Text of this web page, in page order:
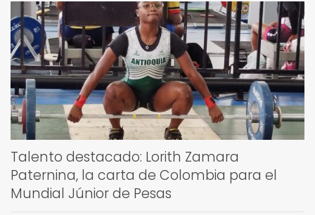
Talento destacado: Lorith Zamara
Paternina, la carta de Colombia para el
Mundial Júnior de Pesas